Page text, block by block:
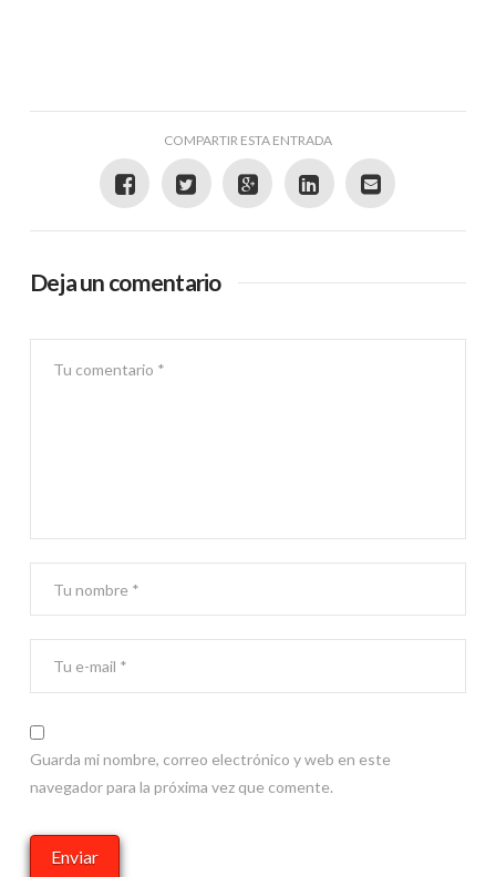
COMPARTIR ESTA ENTRADA
Deja un comentario
Guarda mi nombre, correo electrónico y web en este
navegador para la próxima vez que comente.